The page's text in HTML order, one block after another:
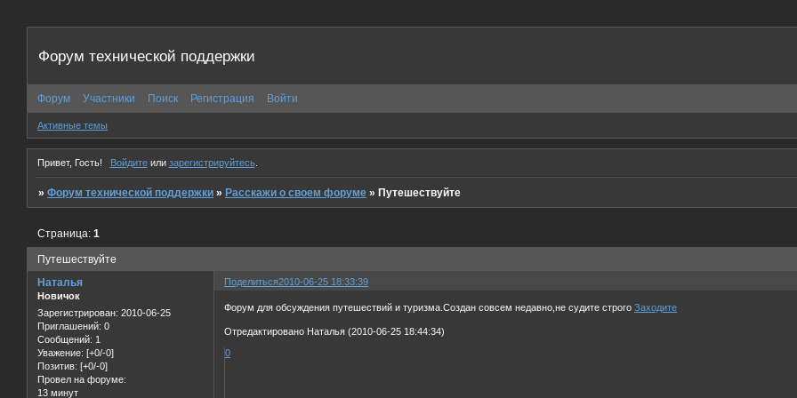
Форум технической поддержки
Форум Участники Поиск Регистрация Войти
Активные темы
Привет, Гость! Войдитеили зарегистрируйтесь.
»Форум технической поддержки »Расскажи о своем форуме »Путешествуйте
Путешествуйте
Страница:1
Поделиться2010-06-25 18:33:39
Наталья
Новичок
Зарегистрирован: 2010-06-25
Приглашений: 0
Сообщений: 1
Уважение: [+0/-0]
Позитив: [+0/-0]
Провел на форуме:
13 минут
Форум для обсуждения путешествий и туризма.Создан совсем недавно,не судите строгоЗаходите
Отредактировано Наталья (2010-06-25 18:44:34)
0